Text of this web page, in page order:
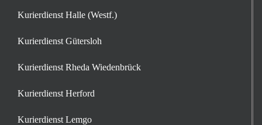
Kurierdienst Halle (Westf.)
Kurierdienst Gütersloh
Kurierdienst Rheda Wiedenbrück
Kurierdienst Herford
Kurierdienst Lemgo